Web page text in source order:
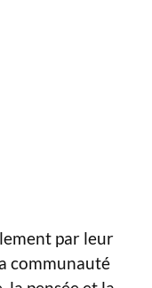
par leur
communauté